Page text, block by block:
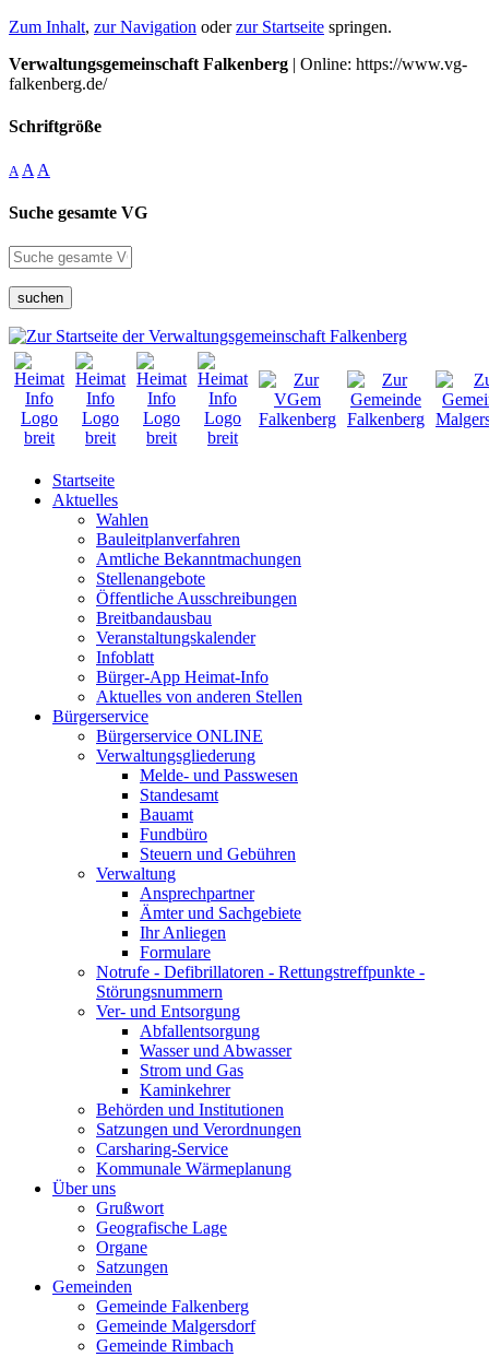
Zum Inhalt, zur Navigation oderzur Startseite springen.
Verwaltungsgemeinschaft Falkenberg | Online: https://www.vg-
falkenberg.de/
Schriftgröße
A A A
Suche gesamte VG
suchen
Startseite
Aktuelles
Wahlen
Bauleitplanverfahren
Amtliche Bekanntmachungen
Stellenangebote
Öffentliche Ausschreibungen
Breitbandausbau
Veranstaltungskalender
Infoblatt
Bürger-App Heimat-Info
Aktuelles von anderen Stellen
Bürgerservice
Bürgerservice ONLINE
Verwaltungsgliederung
Melde- und Passwesen
Standesamt
Bauamt
Fundbüro
Steuern und Gebühren
Verwaltung
Ansprechpartner
Ämter und Sachgebiete
Ihr Anliegen
Formulare
Notrufe - Defibrillatoren - Rettungstreffpunkte -
Störungsnummern
Ver- und Entsorgung
Abfallentsorgung
Wasser und Abwasser
Strom und Gas
Kaminkehrer
Behörden und Institutionen
Satzungen und Verordnungen
Carsharing-Service
Kommunale Wärmeplanung
Über uns
Grußwort
Geografische Lage
Organe
Satzungen
Gemeinden
Gemeinde Falkenberg
Gemeinde Malgersdorf
Gemeinde Rimbach